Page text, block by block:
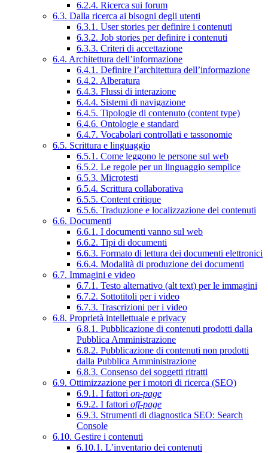
6.2.4. Ricerca sui forum
6.3. Dalla ricerca ai bisogni degli utenti
6.3.1. User stories per definire i contenuti
6.3.2. Job stories per definire i contenuti
6.3.3. Criteri di accettazione
6.4. Architettura dell’informazione
6.4.1. Definire l’architettura dell’informazione
6.4.2. Alberatura
6.4.3. Flussi di interazione
6.4.4. Sistemi di navigazione
6.4.5. Tipologie di contenuto (content type)
6.4.6. Ontologie e standard
6.4.7. Vocabolari controllati e tassonomie
6.5. Scrittura e linguaggio
6.5.1. Come leggono le persone sul web
6.5.2. Le regole per un linguaggio semplice
6.5.3. Microtesti
6.5.4. Scrittura collaborativa
6.5.5. Content critique
6.5.6. Traduzione e localizzazione dei contenuti
6.6. Documenti
6.6.1. I documenti vanno sul web
6.6.2. Tipi di documenti
6.6.3. Formato di lettura dei documenti elettronici
6.6.4. Modalità di produzione dei documenti
6.7. Immagini e video
6.7.1. Testo alternativo (alt text) per le immagini
6.7.2. Sottotitoli per i video
6.7.3. Trascrizioni per i video
6.8. Proprietà intellettuale e privacy
6.8.1. Pubblicazione di contenuti prodotti dalla
Pubblica Amministrazione
6.8.2. Pubblicazione di contenuti non prodotti
dalla Pubblica Amministrazione
6.8.3. Consenso dei soggetti ritratti
6.9. Ottimizzazione per i motori di ricerca (SEO)
6.9.1. I fattori on-page
6.9.2. I fattori off-page
6.9.3. Strumenti di diagnostica SEO: Search
Console
6.10. Gestire i contenuti
6.10.1. L’inventario dei contenuti